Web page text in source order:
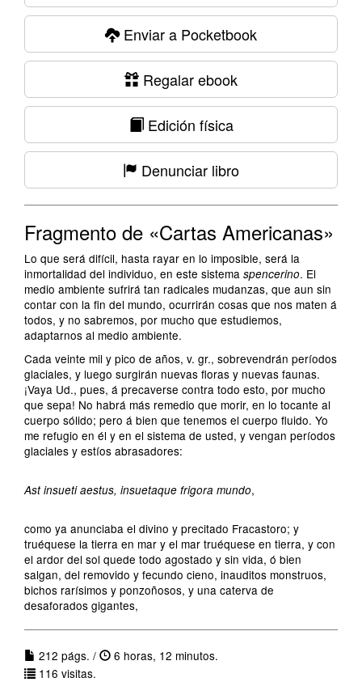
Enviar a Pocketbook
Regalar ebook
Edición física
Denunciar libro
Fragmento de «Cartas Americanas»
Lo que será difícil, hasta rayar en lo imposible, será la
inmortalidad del individuo, en este sistema spencerino. El
medio ambiente sufrirá tan radicales mudanzas, que aun sin
contar con la fin del mundo, ocurrirán cosas que nos maten á
todos, y no sabremos, por mucho que estudiemos,
adaptarnos al medio ambiente.
Cada veinte mil y pico de años, v. gr., sobrevendrán períodos
glaciales, y luego surgirán nuevas floras y nuevas faunas.
¡Vaya Ud., pues, á precaverse contra todo esto, por mucho
que sepa! No habrá más remedio que morir, en lo tocante al
cuerpo sólido; pero á bien que tenemos el cuerpo fluido. Yo
me refugio en él y en el sistema de usted, y vengan períodos
glaciales y estíos abrasadores:
Ast insueti aestus, insuetaque frigora mundo,
como ya anunciaba el divino y precitado Fracastoro; y
truéquese la tierra en mar y el mar truéquese en tierra, y con
el ardor del sol quede todo agostado y sin vida, ó bien
salgan, del removido y fecundo cieno, inauditos monstruos,
bichos rarísimos y ponzoñosos, y una caterva de
desaforados gigantes,
212 págs. /
6 horas, 12 minutos.
116 visitas.